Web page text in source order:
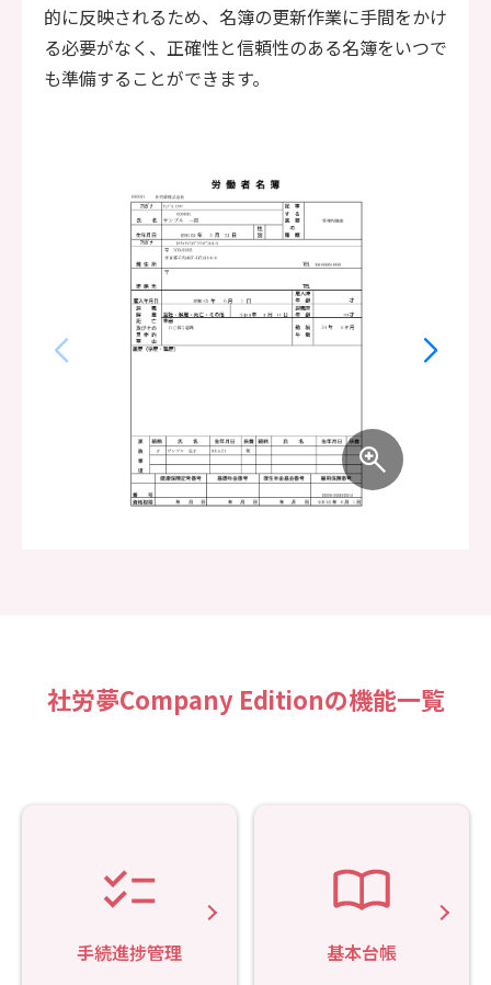
的に反映されるため、名簿の更新作業に手間をかけ
る必要がなく、正確性と信頼性のある名簿をいつで
も準備することができます。
社労夢Company Editionの機能一覧
手続進捗管理 基本台帳